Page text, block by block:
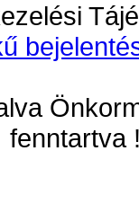
fenntartva